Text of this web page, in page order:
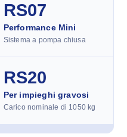
RS07
Performance Mini
Sistema a pompa chiusa
RS20
Per impieghi gravosi
Carico nominale di 1050 kg